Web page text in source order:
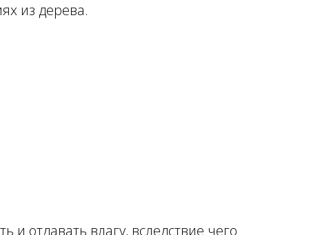
из дерева.
и отдавать влагу, вследствие чего